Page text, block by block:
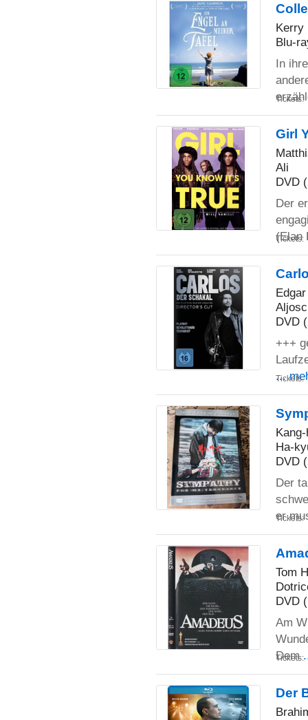
Kerry
Blu-
In
Tickets:
Girl
Ali
DVD
Der
(Elan
Tickets:
DVD
+++
...
Tickets:
Ha-
DVD
Der
er
Tickets:
Tom
DVD
Am
Dem
Tickets:
Der